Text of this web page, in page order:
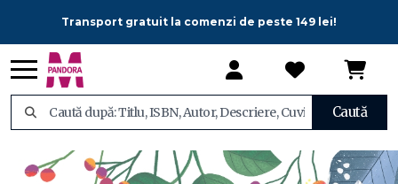
Transport gratuit la comenzi de peste 149 lei!
Caută